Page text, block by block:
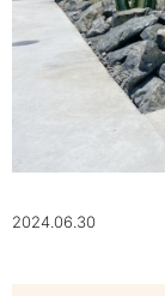
2024.06.30